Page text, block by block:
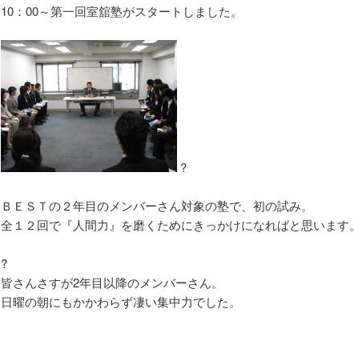
10：00～第一回室舘塾がスタートしました。
?
ＢＥＳＴの２年目のメンバーさん対象の塾で、初の試み。
全１２回で『人間力』を磨くためにきっかけになればと思います。
?
皆さんさすが2年目以降のメンバーさん。
日曜の朝にもかかわらず凄い集中力でした。